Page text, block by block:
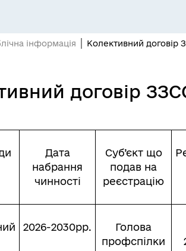
політика
не вмирають
інформація Колективний договір
договір
Дата
набрання
чинності
Суб’єкт що
подав на
реєстрацію
2026-2030рр.
Голова
профспілки